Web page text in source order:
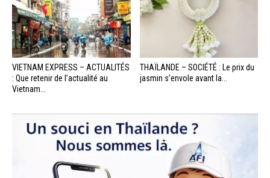
VIETNAM EXPRESS – ACTUALITÉS
: Que retenir de l’actualité au
Vietnam...
THAÏLANDE – SOCIÉTÉ : Le prix du
jasmin s’envole avant la...